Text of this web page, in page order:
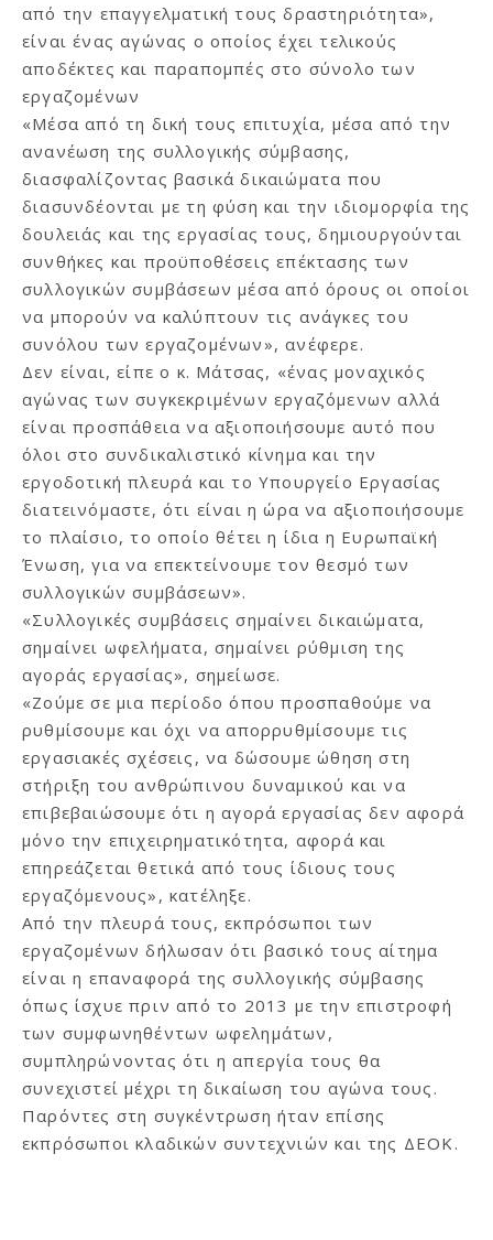
από την επαγγελματική τους δραστηριότητα»,
είναι ένας αγώνας ο οποίος έχει τελικούς
αποδέκτες και παραπομπές στο σύνολο των
εργαζομένων
«Μέσα από τη δική τους επιτυχία, μέσα από την
ανανέωση της συλλογικής σύμβασης,
διασφαλίζοντας βασικά δικαιώματα που
διασυνδέονται με τη φύση και την ιδιομορφία της
δουλειάς και της εργασίας τους, δημιουργούνται
συνθήκες και προϋποθέσεις επέκτασης των
συλλογικών συμβάσεων μέσα από όρους οι οποίοι
να μπορούν να καλύπτουν τις ανάγκες του
συνόλου των εργαζομένων», ανέφερε.
Δεν είναι, είπε ο κ. Μάτσας, «ένας μοναχικός
αγώνας των συγκεκριμένων εργαζόμενων αλλά
είναι προσπάθεια να αξιοποιήσουμε αυτό που
όλοι στο συνδικαλιστικό κίνημα και την
εργοδοτική πλευρά και το Υπουργείο Εργασίας
διατεινόμαστε, ότι είναι η ώρα να αξιοποιήσουμε
το πλαίσιο, το οποίο θέτει η ίδια η Ευρωπαϊκή
Ένωση, για να επεκτείνουμε τον θεσμό των
συλλογικών συμβάσεων».
«Συλλογικές συμβάσεις σημαίνει δικαιώματα,
σημαίνει ωφελήματα, σημαίνει ρύθμιση της
αγοράς εργασίας», σημείωσε.
«Ζούμε σε μια περίοδο όπου προσπαθούμε να
ρυθμίσουμε και όχι να απορρυθμίσουμε τις
εργασιακές σχέσεις, να δώσουμε ώθηση στη
στήριξη του ανθρώπινου δυναμικού και να
επιβεβαιώσουμε ότι η αγορά εργασίας δεν αφορά
μόνο την επιχειρηματικότητα, αφορά και
επηρεάζεται θετικά από τους ίδιους τους
εργαζόμενους», κατέληξε.
Από την πλευρά τους, εκπρόσωποι των
εργαζομένων δήλωσαν ότι βασικό τους αίτημα
είναι η επαναφορά της συλλογικής σύμβασης
όπως ίσχυε πριν από το 2013 με την επιστροφή
των συμφωνηθέντων ωφελημάτων,
συμπληρώνοντας ότι η απεργία τους θα
συνεχιστεί μέχρι τη δικαίωση του αγώνα τους.
Παρόντες στη συγκέντρωση ήταν επίσης
εκπρόσωποι κλαδικών συντεχνιών και της ΔΕΟΚ.